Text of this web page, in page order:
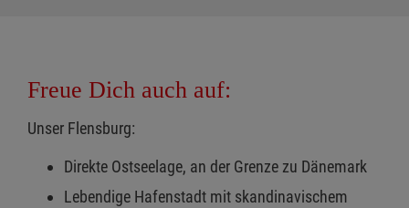
Freue Dich auch auf:
Unser Flensburg:
Direkte Ostseelage, an der Grenze zu Dänemark
Lebendige Hafenstadt mit skandinavischem